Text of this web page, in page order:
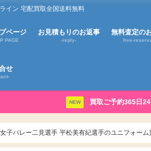
イン 宅配買取全国送料無料
ページ
PAGE
お見積もりのお返事
-reply-
無料査定の
free-
せ
NEW 買取ご予約365日
女子バレー二見選手 平松美有紀選手のユニフォーム